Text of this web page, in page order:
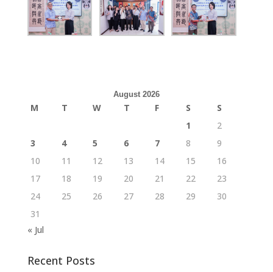
August 2026
M T W T F S
S
1
2
3
4 5 6 7 8
9
10
11 12 13 14 15
16
17
18 19 20 21 22
23
24
25 26 27 28 29
30
31
« Jul
Recent Posts